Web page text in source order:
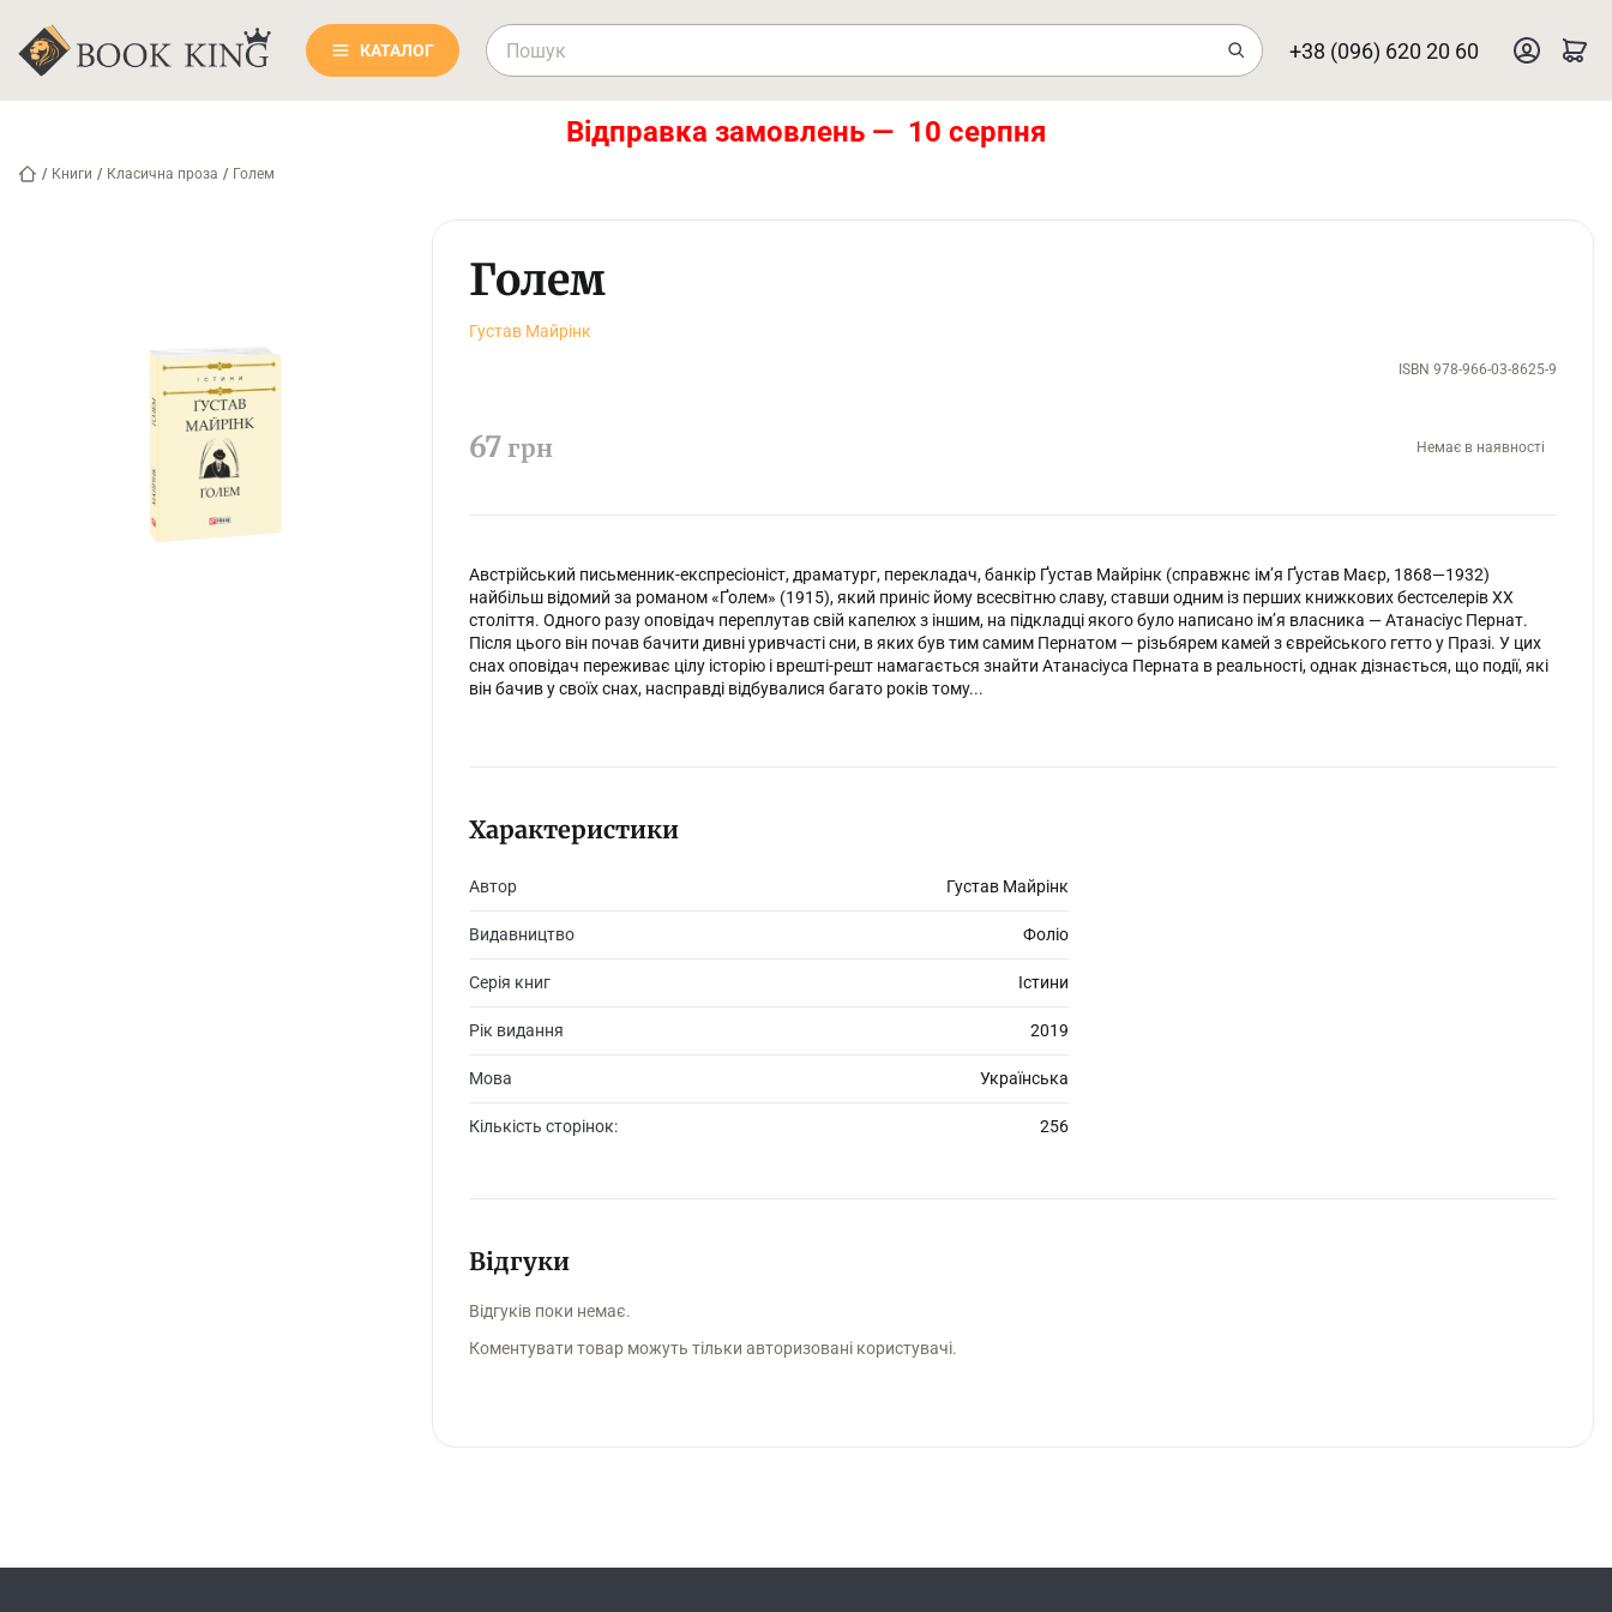
КАТАЛОГ +38 (096) 620 20 60
Відправка замовлень — 10 серпня
/ Книги / Класична проза / Голем
Голем
Густав Майрінк
ISBN 978-966-03-8625-9
67 грн Немає в наявності
Австрійський письменник-експресіоніст, драматург, перекладач, банкір Ґустав Майрінк (справжнє ім’я Ґустав Маєр, 1868—1932)
найбільш відомий за романом «Ґолем» (1915), який приніс йому всесвітню славу, ставши одним із перших книжкових бестселерів ХХ
століття. Одного разу оповідач переплутав свій капелюх з іншим, на підкладці якого було написано ім’я власника — Атанасіус Пернат.
Після цього він почав бачити дивні уривчасті сни, в яких був тим самим Пернатом — різьбярем камей з єврейського гетто у Празі. У цих
снах оповідач переживає цілу історію і врешті-решт намагається знайти Атанасіуса Перната в реальності, однак дізнається, що події, які
він бачив у своїх снах, насправді відбувалися багато років тому...
Характеристики
Автор Густав Майрінк
Видавництво Фоліо
Серія книг Істини
Рік видання 2019
Мова Українська
Кількість сторінок: 256
Відгуки
Відгуків поки немає.
Коментувати товар можуть тільки авторизовані користувачі.